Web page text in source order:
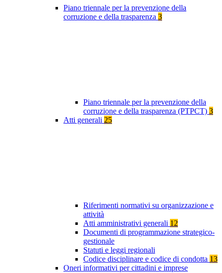
Piano triennale per la prevenzione della
corruzione e della trasparenza 3
Piano triennale per la prevenzione della
corruzione e della trasparenza (PTPCT) 3
Atti generali 25
Riferimenti normativi su organizzazione e
attività
Atti amministrativi generali 12
Documenti di programmazione strategico-
gestionale
Statuti e leggi regionali
Codice disciplinare e codice di condotta 13
Oneri informativi per cittadini e imprese